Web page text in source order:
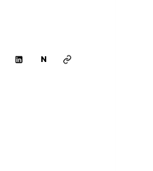
N